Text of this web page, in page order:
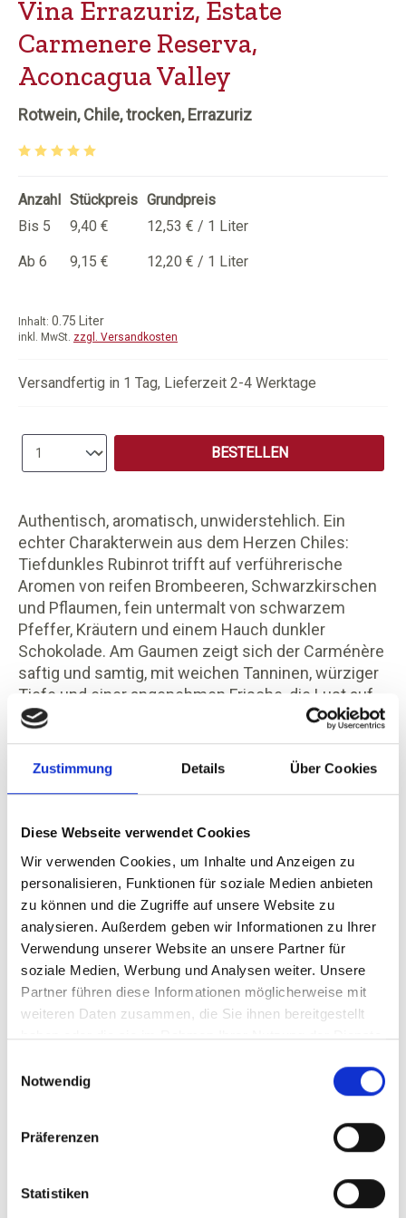
Zustimmung Details Über Cookies
Diese Webseite verwendet Cookies
Wir verwenden Cookies, um Inhalte und Anzeigen zu
personalisieren, Funktionen für soziale Medien anbieten
zu können und die Zugriffe auf unsere Website zu
analysieren. Außerdem geben wir Informationen zu Ihrer
Verwendung unserer Website an unsere Partner für
soziale Medien, Werbung und Analysen weiter. Unsere
Partner führen diese Informationen möglicherweise mit
weiteren Daten zusammen, die Sie ihnen bereitgestellt
haben oder die sie im Rahmen Ihrer Nutzung der Dienste
Notwendig
Präferenzen
Statistiken
Authentisch, aromatisch, unwiderstehlich. Ein
echter Charakterwein aus dem Herzen Chiles:
Tiefdunkles Rubinrot trifft auf verführerische
Aromen von reifen Brombeeren, Schwarzkirschen
und Pflaumen, fein untermalt von schwarzem
Pfeffer, Kräutern und einem Hauch dunkler
Schokolade. Am Gaumen zeigt sich der Carménère
saftig und samtig, mit weichen Tanninen, würziger
Tiefe und einer angenehmen Frische, die Lust auf
den nächsten Schluck macht. Ein moderner
elegant und wunderbar zugänglich. Perfekt zu
gegrilltem Fleisch, würzigen Pastagerichten oder
Vina Errazuriz, Estate
Carmenere Reserva,
Aconcagua Valley
Rotwein, Chile, trocken, Errazuriz
Anzahl Stückpreis Grundpreis
Bis 5 9,40 € 12,53 € / 1 Liter
Ab 6 9,15 € 12,20 € / 1 Liter
Inhalt: 0.75 Liter
inkl. MwSt. zzgl. Versandkosten
Versandfertig in 1 Tag, Lieferzeit 2-4 Werktage
Produkt Anzahl: Gib den gewünschten
BESTELLEN
Steckbrief
Beschreibung
Durchschnittliche Nährwerte pro 100 ml
Ähnliche Artikel